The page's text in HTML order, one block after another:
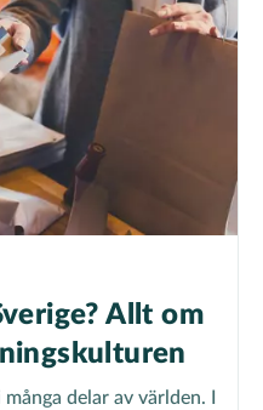
Allt om
delar av världen. I